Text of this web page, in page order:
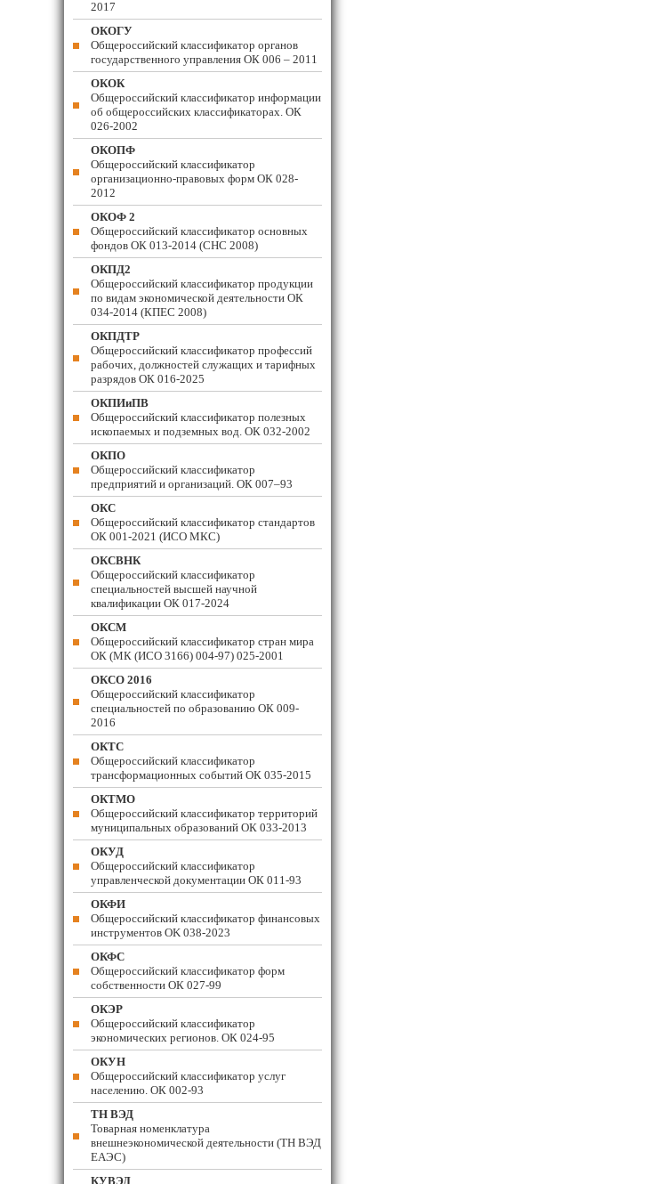
2017
ОКОГУ
Общероссийский классификатор органов
государственного управления ОК 006 – 2011
ОКОК
Общероссийский классификатор информации
об общероссийских классификаторах. ОК
026-2002
ОКОПФ
Общероссийский классификатор
организационно-правовых форм ОК 028-
2012
ОКОФ 2
Общероссийский классификатор основных
фондов ОК 013-2014 (СНС 2008)
ОКПД2
Общероссийский классификатор продукции
по видам экономической деятельности ОК
034-2014 (КПЕС 2008)
ОКПДТР
Общероссийский классификатор профессий
рабочих, должностей служащих и тарифных
разрядов ОК 016-2025
ОКПИиПВ
Общероссийский классификатор полезных
ископаемых и подземных вод. ОК 032-2002
ОКПО
Общероссийский классификатор
предприятий и организаций. ОК 007–93
ОКС
Общероссийский классификатор стандартов
ОК 001-2021 (ИСО МКС)
ОКСВНК
Общероссийский классификатор
специальностей высшей научной
квалификации ОК 017-2024
ОКСМ
Общероссийский классификатор стран мира
ОК (МК (ИСО 3166) 004-97) 025-2001
ОКСО 2016
Общероссийский классификатор
специальностей по образованию ОК 009-
2016
ОКТС
Общероссийский классификатор
трансформационных событий ОК 035-2015
ОКТМО
Общероссийский классификатор территорий
муниципальных образований ОК 033-2013
ОКУД
Общероссийский классификатор
управленческой документации ОК 011-93
ОКФИ
Общероссийский классификатор финансовых
инструментов OK 038-2023
ОКФС
Общероссийский классификатор форм
собственности ОК 027-99
ОКЭР
Общероссийский классификатор
экономических регионов. ОК 024-95
ОКУН
Общероссийский классификатор услуг
населению. ОК 002-93
ТН ВЭД
Товарная номенклатура
внешнеэкономической деятельности (ТН ВЭД
ЕАЭС)
КУВЭД